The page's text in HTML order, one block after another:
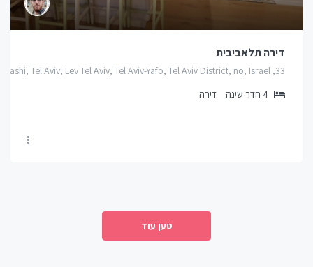
דירה תלאביבית
33, Rashi, Tel Aviv, Lev Tel Aviv, Tel Aviv-Yafo, Tel Aviv District, no, Israel
4 חדר שינה דירה
טען עוד